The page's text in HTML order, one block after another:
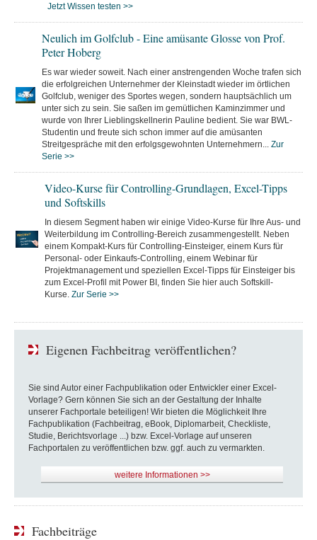
Jetzt Wissen testen >>
Neulich im Golfclub - Eine amüsante Glosse von Prof.
Peter Hoberg
Es war wieder soweit. Nach einer anstrengenden Woche trafen sich
die erfolgreichen Unternehmer der Kleinstadt wieder im örtlichen
Golfclub, weniger des Sportes wegen, sondern hauptsächlich um
unter sich zu sein. Sie saßen im gemütlichen Kaminzimmer und
wurde von Ihrer Lieblingskellnerin Pauline bedient. Sie war BWL-
Studentin und freute sich schon immer auf die amüsanten
Streitgespräche mit den erfolgsgewohnten Unternehmern... Zur
Serie >>
Video-Kurse für Controlling-Grundlagen, Excel-Tipps
und Softskills
In diesem Segment haben wir einige Video-Kurse für Ihre Aus- und
Weiterbildung im Controlling-Bereich zusammengestellt. Neben
einem Kompakt-Kurs für Controlling-Einsteiger, einem Kurs für
Personal- oder Einkaufs-Controlling, einem Webinar für
Projektmanagement und speziellen Excel-Tipps für Einsteiger bis
zum Excel-Profil mit Power BI, finden Sie hier auch Softskill-
Kurse. Zur Serie >>
Eigenen Fachbeitrag veröffentlichen?
Sie sind Autor einer Fachpublikation oder Entwickler einer Excel-
Vorlage? Gern können Sie sich an der Gestaltung der Inhalte
unserer Fachportale beteiligen! Wir bieten die Möglichkeit Ihre
Fachpublikation (Fachbeitrag, eBook, Diplomarbeit, Checkliste,
Studie, Berichtsvorlage ...) bzw. Excel-Vorlage auf unseren
Fachportalen zu veröffentlichen bzw. ggf. auch zu vermarkten.
weitere Informationen >>
Fachbeiträge